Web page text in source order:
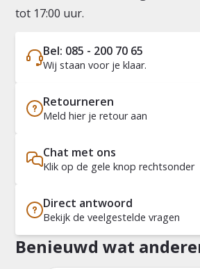
tot 17:00 uur.
Bel: 085 - 200 70 65
Wij staan voor je klaar.
Retourneren
Meld hier je retour aan
Chat met ons
Klik op de gele knop rechtsonder
Direct antwoord
Bekijk de veelgestelde vragen
Benieuwd wat